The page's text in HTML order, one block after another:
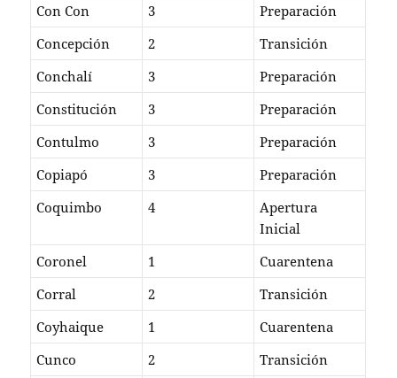
Con Con
3
Preparación
Concepción
2
Transición
Conchalí
3
Preparación
Constitución
3
Preparación
Contulmo
3
Preparación
Copiapó
3
Preparación
Coquimbo
4
Apertura
Inicial
Coronel
1
Cuarentena
Corral
2
Transición
Coyhaique
1
Cuarentena
Cunco
2
Transición